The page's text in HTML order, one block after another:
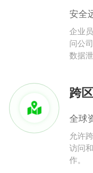
安全
企业
问公
数据泄
跨
全球
允许
访问
作。